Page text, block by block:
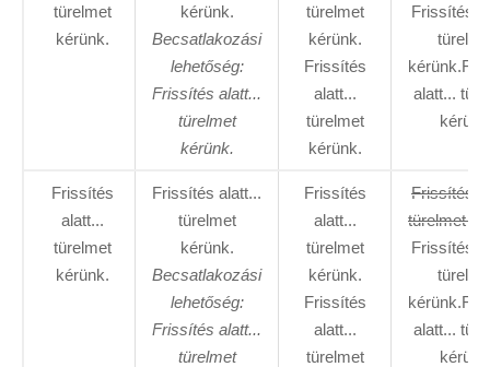
türelmet
kérünk.
kérünk.
Becsatlakozási
lehetőség:
Frissítés alatt...
türelmet
kérünk.
türelmet
kérünk.
Frissítés
alatt...
türelmet
kérünk.
Frissítés
alatt...
Frissítés
alatt...
türelmet
kérünk.
Frissítés alatt...
türelmet
kérünk.
Becsatlakozási
lehetőség:
Frissítés alatt...
türelmet
Frissítés
alatt...
türelmet
kérünk.
Frissítés
alatt...
türelmet
Frissítés
türelmet
Frissítés
alatt...